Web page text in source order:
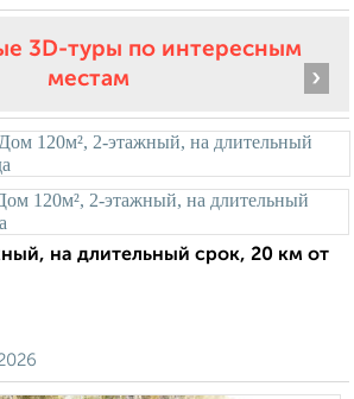
3D-туры по интересным
местам
›
на длительный срок, 20 км от